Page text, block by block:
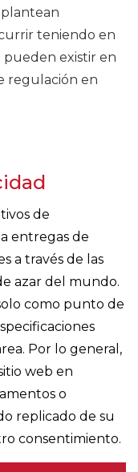
plantean
teniendo en
existir en
regulación en
de
entregas de
a través de las
azar del mundo.
como punto de
Por lo general,
web en
o
replicado de su
consentimiento.